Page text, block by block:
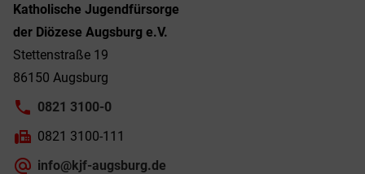
Katholische Jugendfürsorge
der Diözese Augsburg e.V.
Stettenstraße 19
86150 Augsburg
0821 3100-0
0821 3100-111
info@kjf-augsburg.de